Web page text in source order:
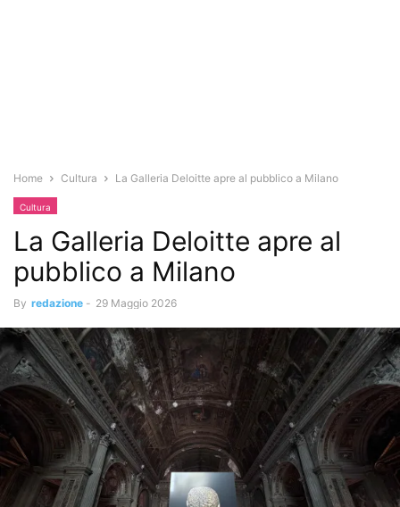
Home Cultura La Galleria Deloitte apre al pubblico a Milano
Cultura
La Galleria Deloitte apre al
pubblico a Milano
By redazione - 29 Maggio 2026